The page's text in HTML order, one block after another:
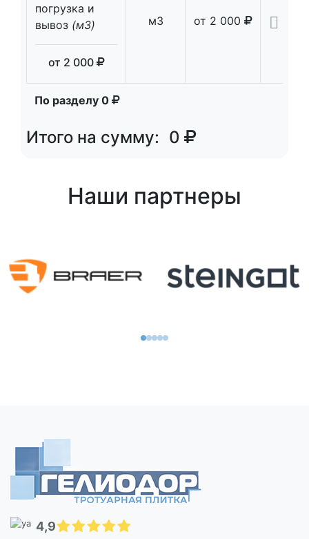
погрузка и
вывоз (м3)
от 2 000
м3 от 2 000
По разделу 0
Итого на сумму: 0
Наши партнеры
4,9